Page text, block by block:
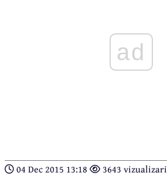
ad
04 Dec 2015 13:18 3643 vizualizari